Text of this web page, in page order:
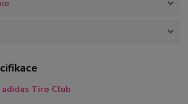
Tiro Club